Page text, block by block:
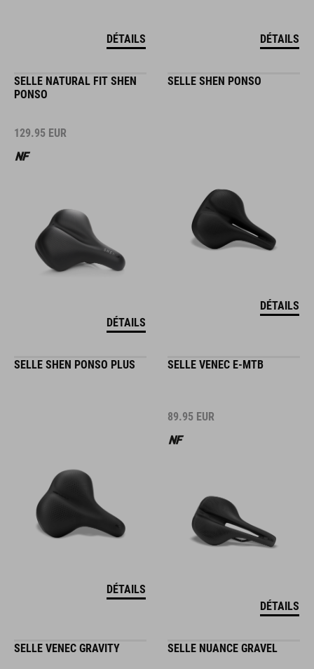
DÉTAILS DÉTAILS
SELLE NATURAL FIT SHEN
PONSO
129.95 EUR
DÉTAILS
SELLE SHEN PONSO
DÉTAILS
SELLE SHEN PONSO PLUS
DÉTAILS
SELLE VENEC E-MTB
89.95 EUR
DÉTAILS
SELLE VENEC GRAVITY SELLE NUANCE GRAVEL